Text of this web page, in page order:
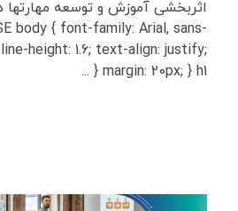
اثربخشی آموزش و توسعه مهارتها
body { font-family: Arial, sans-
height: 1.6; text-align: justify;
margin: 20px; } h1 { ...